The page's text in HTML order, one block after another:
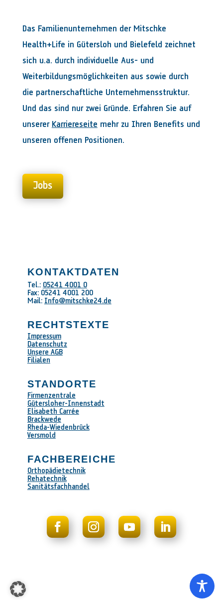
Das Familienunternehmen der Mitschke
Health+Life in Gütersloh und Bielefeld zeichnet
sich u.a. durch individuelle Aus- und
Weiterbildungsmöglichkeiten aus sowie durch
die partnerschaftliche Unternehmensstruktur.
Und das sind nur zwei Gründe. Erfahren Sie auf
unserer Karriereseite mehr zu Ihren Benefits und
unseren offenen Positionen.
Jobs
KONTAKTDATEN
Tel.: 05241 4001 0
Fax: 05241 4001 200
Mail: Info@mitschke24.de
RECHTSTEXTE
Impressum
Datenschutz
Unsere AGB
Filialen
STANDORTE
Firmenzentrale
Gütersloher-Innenstadt
Elisabeth Carrée
Brackwede
Rheda-Wiedenbrück
Versmold
FACHBEREICHE
Orthopädietechnik
Rehatechnik
Sanitätsfachhandel